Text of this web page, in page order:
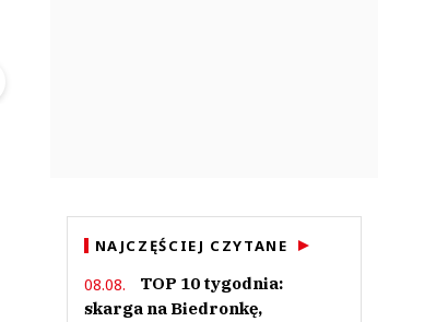
NAJCZĘŚCIEJ CZYTANE
08.08.
TOP 10 tygodnia:
skarga na Biedronkę,